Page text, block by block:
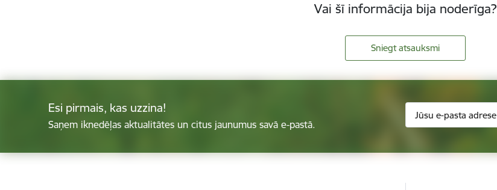
Vai šī informācija bija noderīga?
Sniegt atsauksmi
Esi pirmais, kas uzzina!
Saņem iknedēļas aktualitātes un citus jaunumus savā e-pastā.